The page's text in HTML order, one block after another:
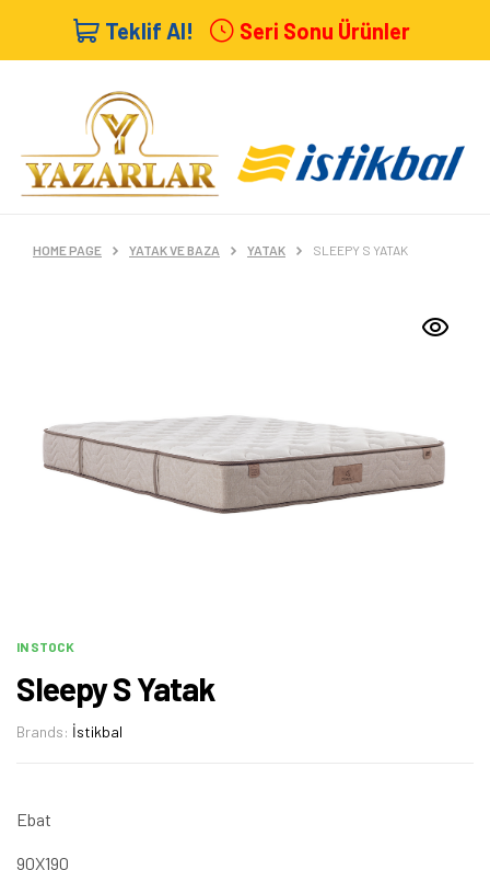
Teklif Al! Seri Sonu Ürünler
HOME PAGE YATAK VE BAZA YATAK SLEEPY S YATAK
IN STOCK
Sleepy S Yatak
Brands: İstikbal
Ebat
90X190